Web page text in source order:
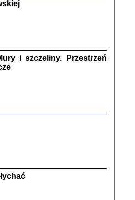
i wstępem opatrzyłaMarta Janczewska
i szczeliny. Przestrzeń